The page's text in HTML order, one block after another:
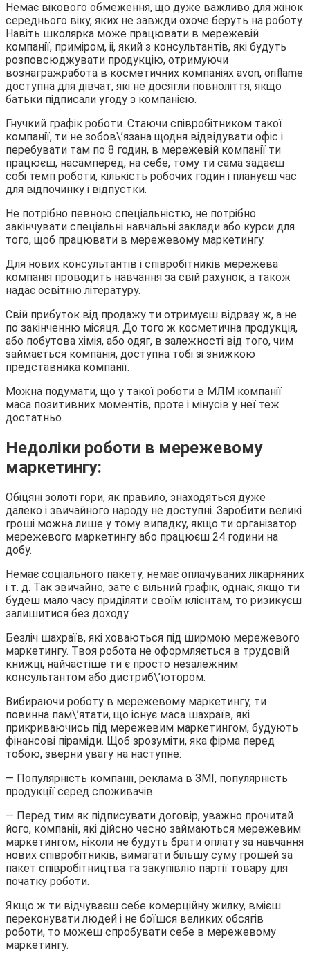
Немає вікового обмеження, що дуже важливо для жінок
середнього віку, яких не завжди охоче беруть на роботу.
Навіть школярка може працювати в мережевій
компанії, приміром, іі, який з консультантів, які будуть
розповсюджувати продукцію, отримуючи
вознагражработа в косметичних компаніях avon, oriflame
доступна для дівчат, які не досягли повноліття, якщо
батьки підписали угоду з компанією.
Гнучкий графік роботи. Стаючи співробітником такої
компанії, ти не зобов\’язана щодня відвідувати офіс і
перебувати там по 8 годин, в мережевій компанії ти
працюєш, насамперед, на себе, тому ти сама задаєш
собі темп роботи, кількість робочих годин і плануєш час
для відпочинку і відпустки.
Не потрібно певною спеціальністю, не потрібно
закінчувати спеціальні навчальні заклади або курси для
того, щоб працювати в мережевому маркетингу.
Для нових консультантів і співробітників мережева
компанія проводить навчання за свій рахунок, а також
надає освітню літературу.
Свій прибуток від продажу ти отримуєш відразу ж, а не
по закінченню місяця. До того ж косметична продукція,
або побутова хімія, або одяг, в залежності від того, чим
займається компанія, доступна тобі зі знижкою
представника компанії.
Можна подумати, що у такої роботи в МЛМ компанії
маса позитивних моментів, проте і мінусів у неї теж
достатньо.
Недоліки роботи в мережевому
маркетингу:
Обіцяні золоті гори, як правило, знаходяться дуже
далеко і звичайного народу не доступні. Заробити великі
гроші можна лише у тому випадку, якщо ти організатор
мережевого маркетингу або працюєш 24 години на
добу.
Немає соціального пакету, немає оплачуваних лікарняних
і т. д. Так звичайно, зате є вільний графік, однак, якщо ти
будеш мало часу приділяти своїм клієнтам, то ризикуєш
залишитися без доходу.
Безліч шахраїв, які ховаються під ширмою мережевого
маркетингу. Твоя робота не оформляється в трудовій
книжці, найчастіше ти є просто незалежним
консультантом або дистриб\’ютором.
Вибираючи роботу в мережевому маркетингу, ти
повинна пам\’ятати, що існує маса шахраїв, які
прикриваючись під мережевим маркетингом, будують
фінансові піраміди. Щоб зрозуміти, яка фірма перед
тобою, зверни увагу на наступне:
— Популярність компанії, реклама в ЗМІ, популярність
продукції серед споживачів.
— Перед тим як підписувати договір, уважно прочитай
його, компанії, які дійсно чесно займаються мережевим
маркетингом, ніколи не будуть брати оплату за навчання
нових співробітників, вимагати більшу суму грошей за
пакет співробітництва та закупівлю партії товару для
початку роботи.
Якщо ж ти відчуваєш себе комерційну жилку, вмієш
переконувати людей і не боїшся великих обсягів
роботи, то можеш спробувати себе в мережевому
маркетингу.